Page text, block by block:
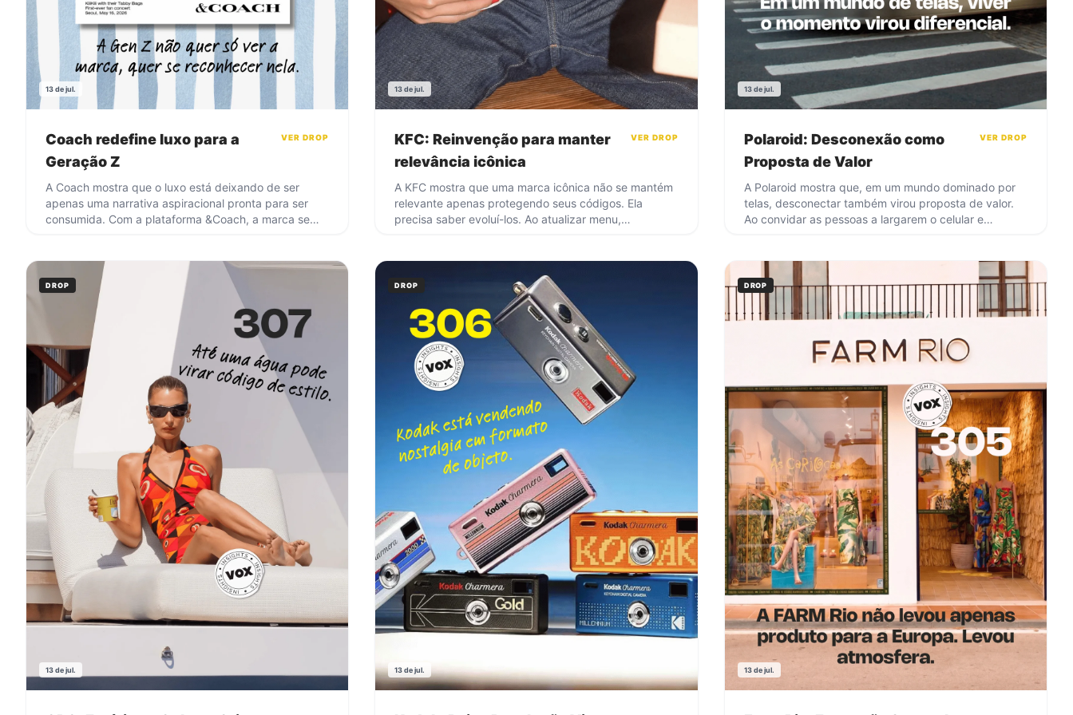
13 de jul.
Coach redefine luxo para a
Geração Z
VER DROP
A Coach mostra que o luxo está deixando de ser
apenas uma narrativa aspiracional pronta para ser
consumida. Com a plataforma &Coach, a marca se
admira. O desejo continua existindo, mas passa cada
vez menos pela ideia de parecer alguém e mais pela
possibilidade de expressar quem se é. Quando
diferentes histórias, identidades e perspectivas
passam a fazer parte da marca, o luxo deixa de ser
distância. Passa a ser pertencimento.
13 de jul.
KFC: Reinvenção para manter
relevância icônica
VER DROP
A KFC mostra que uma marca icônica não se mantém
relevante apenas protegendo seus códigos. Ela
precisa saber evoluí-los. Ao atualizar menu,
frango continuam presentes, mas reinterpretados
para hábitos e expectativas mais atuais. Quando
tradição consegue conversar com o presente, ela
deixa de ser memória. Continua sendo liderança.
13 de jul.
Polaroid: Desconexão como
Proposta de Valor
VER DROP
A Polaroid mostra que, em um mundo dominado por
telas, desconectar também virou proposta de valor.
Ao convidar as pessoas a largarem o celular e
de captura e compartilhamento. A imagem não
compete por qualidade ou velocidade. Ela compete
por significado. Quando a tecnologia oferece menos
excesso e mais intenção, a experiência volta a ocupar
DROP
13 de jul.
DROP
13 de jul.
DROP
13 de jul.